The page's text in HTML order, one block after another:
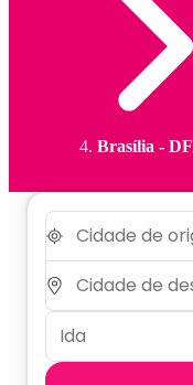
Brasília - DF